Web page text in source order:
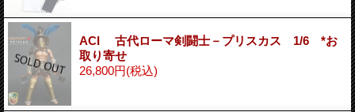
ACI 古代ローマ剣闘士－プリスカス 1/6 *お
取り寄せ
26,800円(税込)